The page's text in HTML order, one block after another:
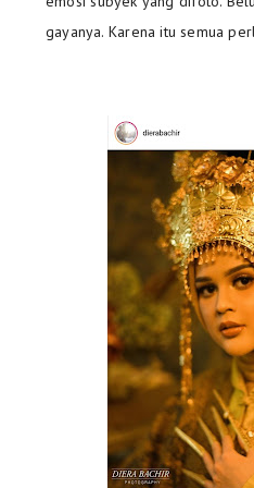
gayanya. Karena itu semua